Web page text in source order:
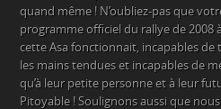
quand même ! N’oubliez-pas que
programme officiel du rallye de 2008
cette Asa fonctionnait, incapables de
les mains tendues et incapables de
qu’à leur petite personne et à leur
Pitoyable ! Soulignons aussi que